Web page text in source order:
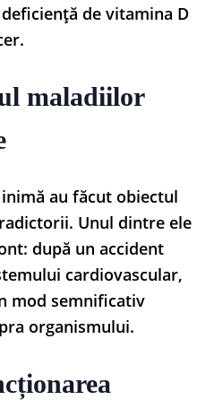
de vitamina D
maladiilor
au făcut obiectul
Unul dintre ele
după un accident
cardiovascular,
mod semnificativ
organismului.